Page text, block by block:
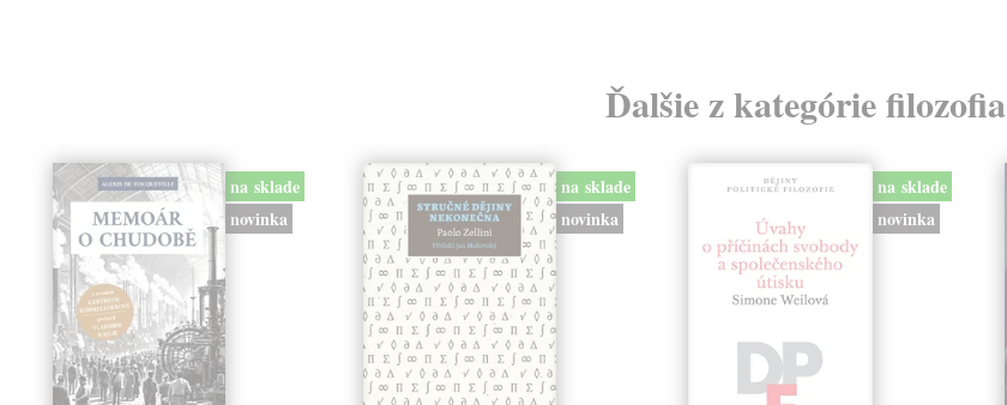
Ďalšie z kategórie filozofia
na sklade
novinka
na sklade
novinka
na sklade
novinka